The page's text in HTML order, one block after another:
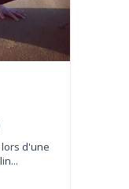
lors d'une